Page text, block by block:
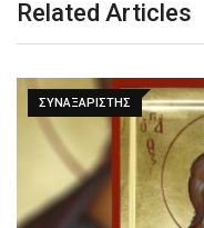
Related Articles
ΣΥΝΑΞΑΡΙΣΤΗΣ